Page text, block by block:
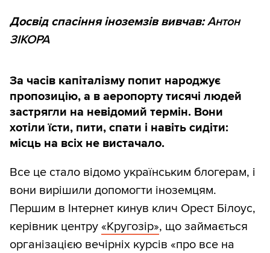
Досвід спасіння іноземзів вивчав:Антон
ЗІКОРА
За часів капіталізму попит народжує
пропозицію, а в аеропорту тисячі людей
застрягли на невідомий термін. Вони
хотіли їсти, пити, спати і навіть сидіти:
місць на всіх не вистачало.
Все це стало відомо українським блогерам, і
вони вирішили допомогти іноземцям.
Першим в Інтернет кинув клич Орест Білоус,
керівник центру «Кругозір», що займається
організацією вечірніх курсів «про все на